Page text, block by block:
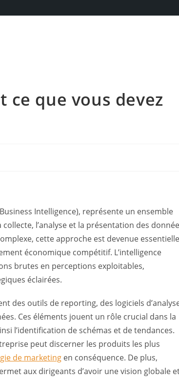
ce que vous devez
Intelligence), représente un ensemble
l’analyse et la présentation des
cette approche est devenue essentielle
économique compétitif. L’intelligence
brutes en perceptions exploitables,
éclairées.
des outils de reporting, des logiciels
Ces éléments jouent un rôle crucial dans la
l’identification de schémas et de tendances.
peut discerner les produits les plus
de marketing en conséquence. De plus,
aux dirigeants d’avoir une vision globale